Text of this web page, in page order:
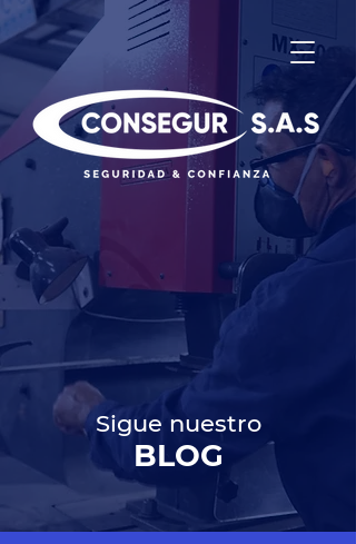
Sigue nuestro
BLOG